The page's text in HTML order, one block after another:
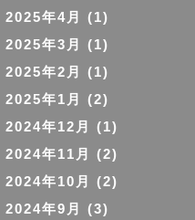
2025年4月
(1)
2025年3月
(1)
2025年2月
(1)
2025年1月
(2)
2024年12月
(1)
2024年11月
(2)
2024年10月
(2)
2024年9月
(3)